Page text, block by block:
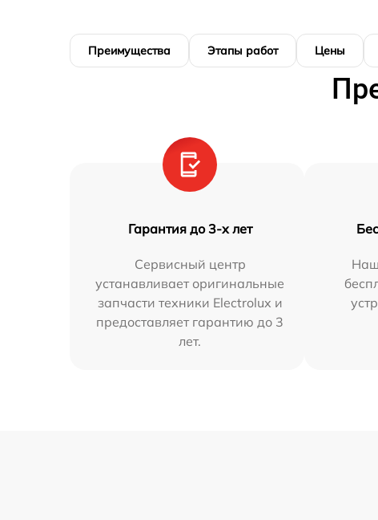
Преимущества Этапы работ Цены
Гарантия до 3-х лет
Сервисный центр
устанавливает оригинальные
запчасти техники Electrolux и
предоставляет гарантию до 3
лет.
Наш